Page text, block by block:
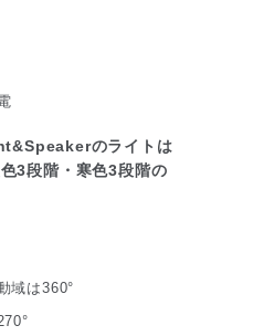
のライトは
3段階・寒色3段階の
域は360°